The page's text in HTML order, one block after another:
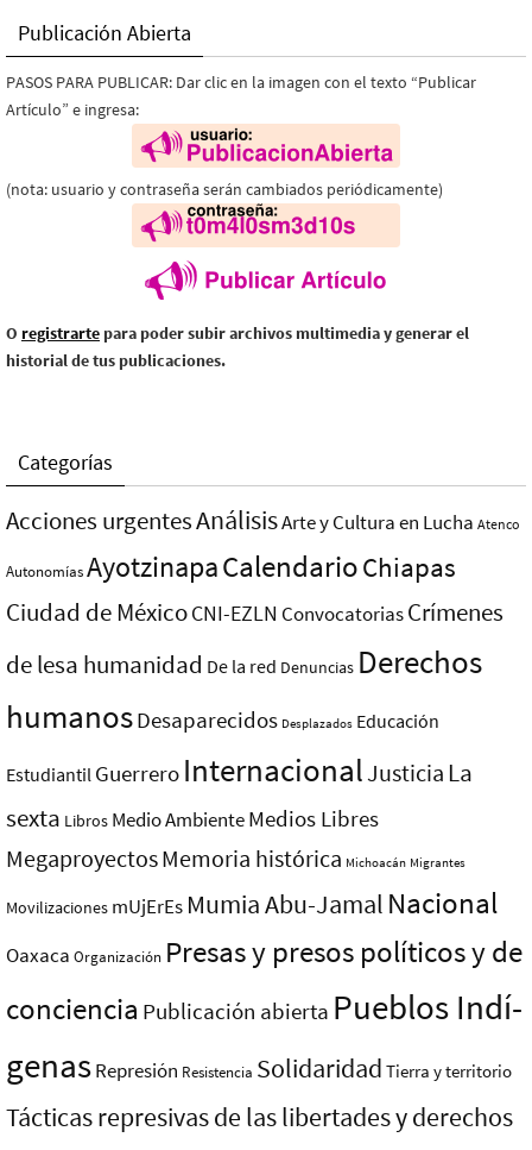
Publicación Abierta
PASOS PARA PUBLICAR: Dar clic en la imagen con el texto “Publicar
Artículo” e ingresa:
(nota: usuario y contraseña serán cambiados periódicamente)
O registrarte para poder subir archivos multimedia y generar el
historial de tus publicaciones.
Categorías
Acciones urgentesAnálisisArte y Cultura en Lucha Atenco
AutonomíasAyotzinapaCalendarioChiapas
Ciudad de MéxicoCNI-EZLN ConvocatoriasCrímenes
de lesa humanidad De la red Denuncias Derechos
humanosDesaparecidos Desplazados Educación
Estudiantil Guerrero InternacionalJusticia La
sexta Libros Medio AmbienteMedios Libres
MegaproyectosMemoria histórica Michoacán Migrantes
Movilizaciones mUjErEs Mumia Abu-Jamal Nacional
Oaxaca Organización Presas y presos polí­ticos y de
conciencia Publicación abierta Pueblos Indí­
genasRepresión Resistencia Solidaridad Tierra y territorio
Tácticas represivas de las libertades y derechos